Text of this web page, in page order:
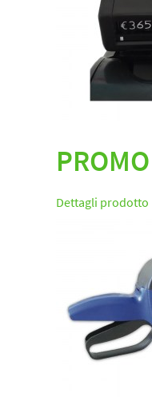
PROMO
Dettagli prodotto